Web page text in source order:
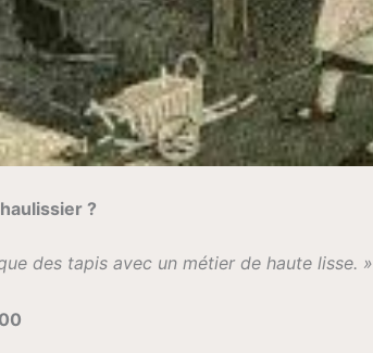
?
des tapis avec un métier de haute lisse. »